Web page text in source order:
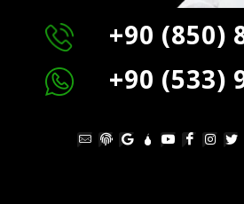
+90 (850)
+90 (533)